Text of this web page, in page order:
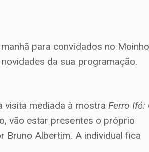
para convidados no
da sua programação.
visita mediada à mostraFerro Ifé:
vão estar presentes o próprio
Bruno Albertim. A individual fica